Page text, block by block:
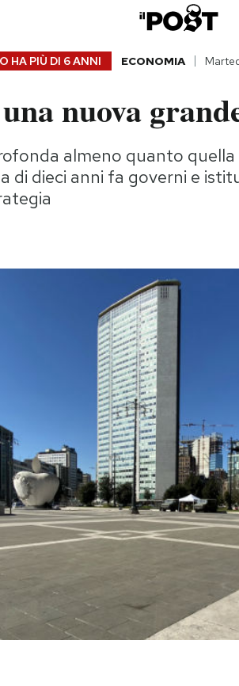
HA PIÙ DI 6 ANNI ECONOMIA
nuova
almeno quanto
di dieci anni fa governi e